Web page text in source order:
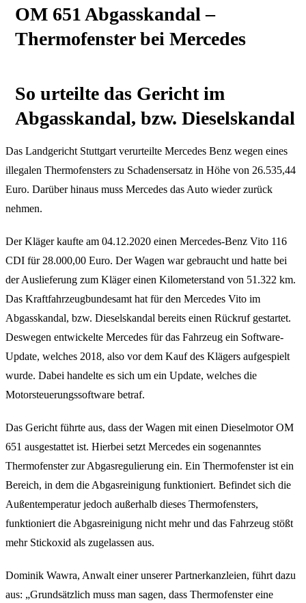
OM 651 Abgasskandal –
Thermofenster bei Mercedes
So urteilte das Gericht im
Abgasskandal, bzw. Dieselskandal
Das Landgericht Stuttgart verurteilte Mercedes Benz wegen eines
illegalen Thermofensters zu Schadensersatz in Höhe von 26.535,44
Euro. Darüber hinaus muss Mercedes das Auto wieder zurück
nehmen.
Der Kläger kaufte am 04.12.2020 einen Mercedes-Benz Vito 116
CDI für 28.000,00 Euro. Der Wagen war gebraucht und hatte bei
der Auslieferung zum Kläger einen Kilometerstand von 51.322 km.
Das Kraftfahrzeugbundesamt hat für den Mercedes Vito im
Abgasskandal, bzw. Dieselskandal bereits einen Rückruf gestartet.
Deswegen entwickelte Mercedes für das Fahrzeug ein Software-
Update, welches 2018, also vor dem Kauf des Klägers aufgespielt
wurde. Dabei handelte es sich um ein Update, welches die
Motorsteuerungssoftware betraf.
Das Gericht führte aus, dass der Wagen mit einen Dieselmotor OM
651 ausgestattet ist. Hierbei setzt Mercedes ein sogenanntes
Thermofenster zur Abgasregulierung ein. Ein Thermofenster ist ein
Bereich, in dem die Abgasreinigung funktioniert. Befindet sich die
Außentemperatur jedoch außerhalb dieses Thermofensters,
funktioniert die Abgasreinigung nicht mehr und das Fahrzeug stößt
mehr Stickoxid als zugelassen aus.
Dominik Wawra, Anwalt einer unserer Partnerkanzleien, führt dazu
aus: „Grundsätzlich muss man sagen, dass Thermofenster eine